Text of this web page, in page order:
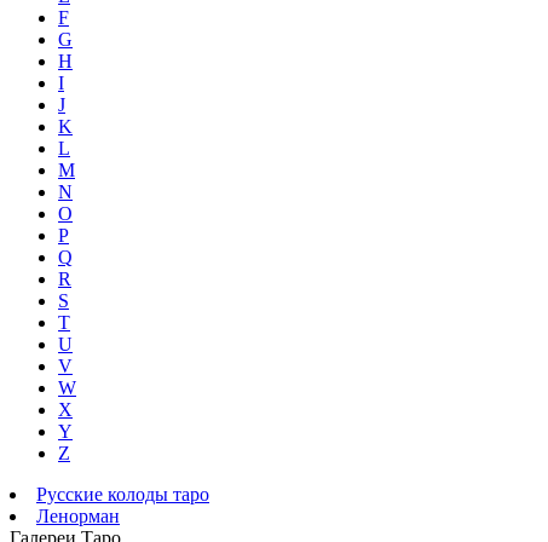
F
G
H
I
J
K
L
M
N
O
P
Q
R
S
T
U
V
W
X
Y
Z
Русские колоды таро
Ленорман
Галереи Таро